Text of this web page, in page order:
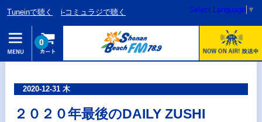
Tuneinで聴く i-コミュラジで聴く Select Language ▼
0
2020-12-31 木
２０２０年最後のDAILY ZUSHI